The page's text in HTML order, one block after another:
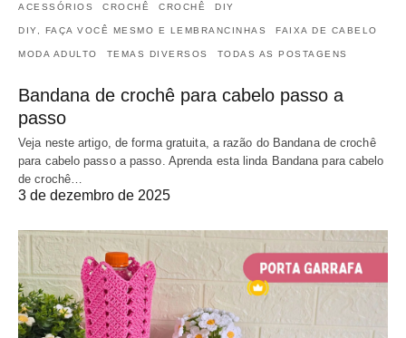
ACESSÓRIOS CROCHÊ CROCHÊ DIY
DIY, FAÇA VOCÊ MESMO E LEMBRANCINHAS FAIXA DE CABELO
MODA ADULTO TEMAS DIVERSOS TODAS AS POSTAGENS
Bandana de crochê para cabelo passo a
passo
Veja neste artigo, de forma gratuita, a razão do Bandana de crochê
para cabelo passo a passo. Aprenda esta linda Bandana para cabelo
de crochê…
3 de dezembro de 2025